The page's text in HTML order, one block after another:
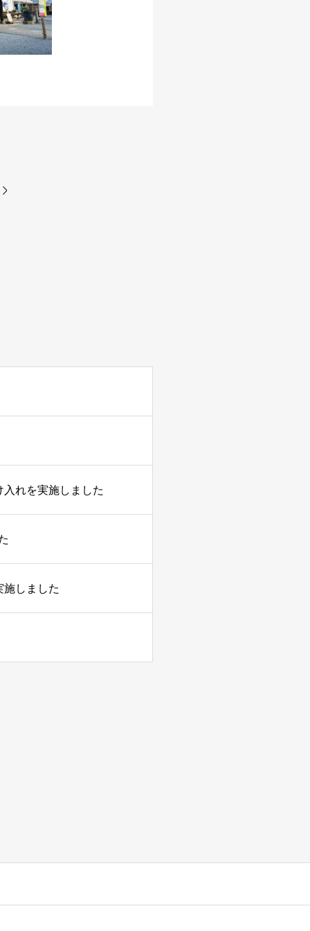
れを実施しました
しました